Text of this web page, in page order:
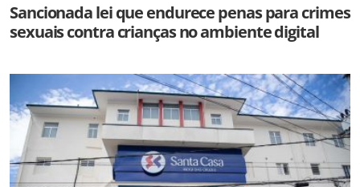
Sancionada lei que endurece penas para crimes
sexuais contra crianças no ambiente digital